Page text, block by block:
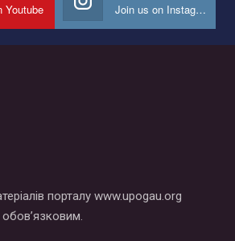
Youtube Join us on Instagram
порталу www.upogau.org